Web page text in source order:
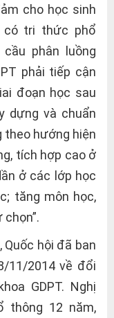
cho học sinh
có tri thức phổ
phân luồng
phải tiếp cận
đoạn học sau
dựng và chuẩn
theo hướng hiện
tích hợp cao ở
ở các lớp học
tăng môn học,
hội đã ban
11/2014 về đổi
GDPT. Nghị
thông 12 năm,